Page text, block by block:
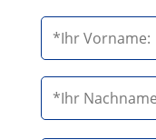
i
t
t